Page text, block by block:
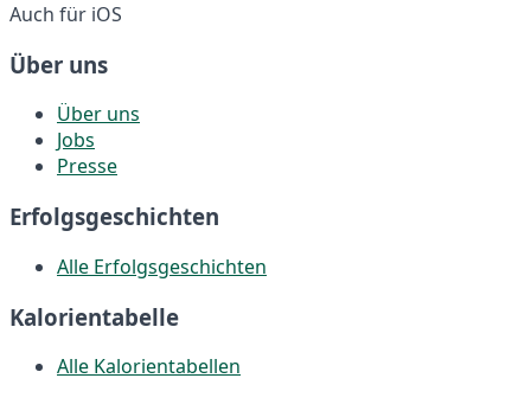
Auch für iOS
Über uns
Über uns
Jobs
Presse
Erfolgsgeschichten
Alle Erfolgsgeschichten
Kalorientabelle
Alle Kalorientabellen